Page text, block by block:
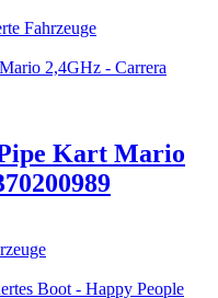
Fahrzeuge
Kart Mario